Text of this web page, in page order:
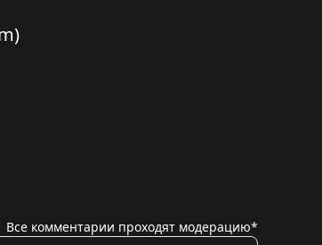
Все комментарии проходят модерацию*